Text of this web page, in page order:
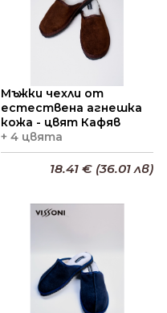
Мъжки чехли от
естествена агнешка
кожа - цвят Кафяв
+ 4 цвята
18.41 € (36.01 лв)